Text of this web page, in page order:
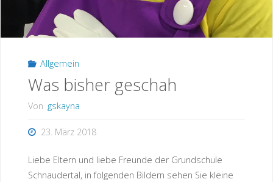
Allgemein
Was bisher geschah
Von gskayna
23. März 2018
Liebe Eltern und liebe Freunde der Grundschule
Schnaudertal, in folgenden Bildern sehen Sie kleine